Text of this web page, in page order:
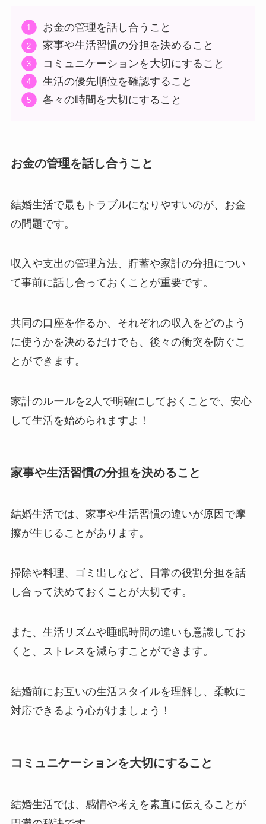
お金の管理を話し合うこと
家事や生活習慣の分担を決めること
コミュニケーションを大切にすること
生活の優先順位を確認すること
各々の時間を大切にすること
お金の管理を話し合うこと
結婚生活で最もトラブルになりやすいのが、お金
の問題です。
収入や支出の管理方法、貯蓄や家計の分担につい
て事前に話し合っておくことが重要です。
共同の口座を作るか、それぞれの収入をどのよう
に使うかを決めるだけでも、後々の衝突を防ぐこ
とができます。
家計のルールを2人で明確にしておくことで、安心
して生活を始められますよ！
家事や生活習慣の分担を決めること
結婚生活では、家事や生活習慣の違いが原因で摩
擦が生じることがあります。
掃除や料理、ゴミ出しなど、日常の役割分担を話
し合って決めておくことが大切です。
また、生活リズムや睡眠時間の違いも意識してお
くと、ストレスを減らすことができます。
結婚前にお互いの生活スタイルを理解し、柔軟に
対応できるよう心がけましょう！
コミュニケーションを大切にすること
結婚生活では、感情や考えを素直に伝えることが